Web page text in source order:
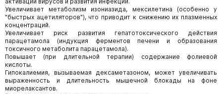
Увеличивает метаболизм изониазида, мексилетина (особенно у
"быстрых ацетиляторов"), что приводит к снижению их плазменных
концентраций.
Увеличивает риск развития гепатотоксического действия
парацетамола (индукция ферментов печени и образования
токсичного метаболита парацетамола).
Повышает (при длительной терапии) содержание фолиевой
кислоты.
Гипокалиемия, вызываемая дексаметазоном, может увеличивать
выраженность и длительность мышечной блокады на фоне
миорелаксантов.